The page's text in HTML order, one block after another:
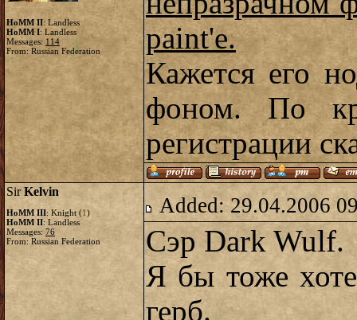
HoMM II: Landless
HoMM I: Landless
Messages: 114
From: Russian Federation
paint'e.
Кажется его
фоном. По
регистрации
SirKelvin
HoMM III: Knight (1)
HoMM II: Landless
Messages: 76
From: Russian Federation
Added: 29.04.2006
Сэр Dark Wulf.
Я бы тоже
герб.